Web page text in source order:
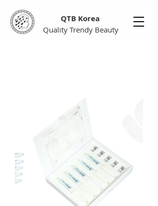
Quality Trendy Beauty
QTB Korea